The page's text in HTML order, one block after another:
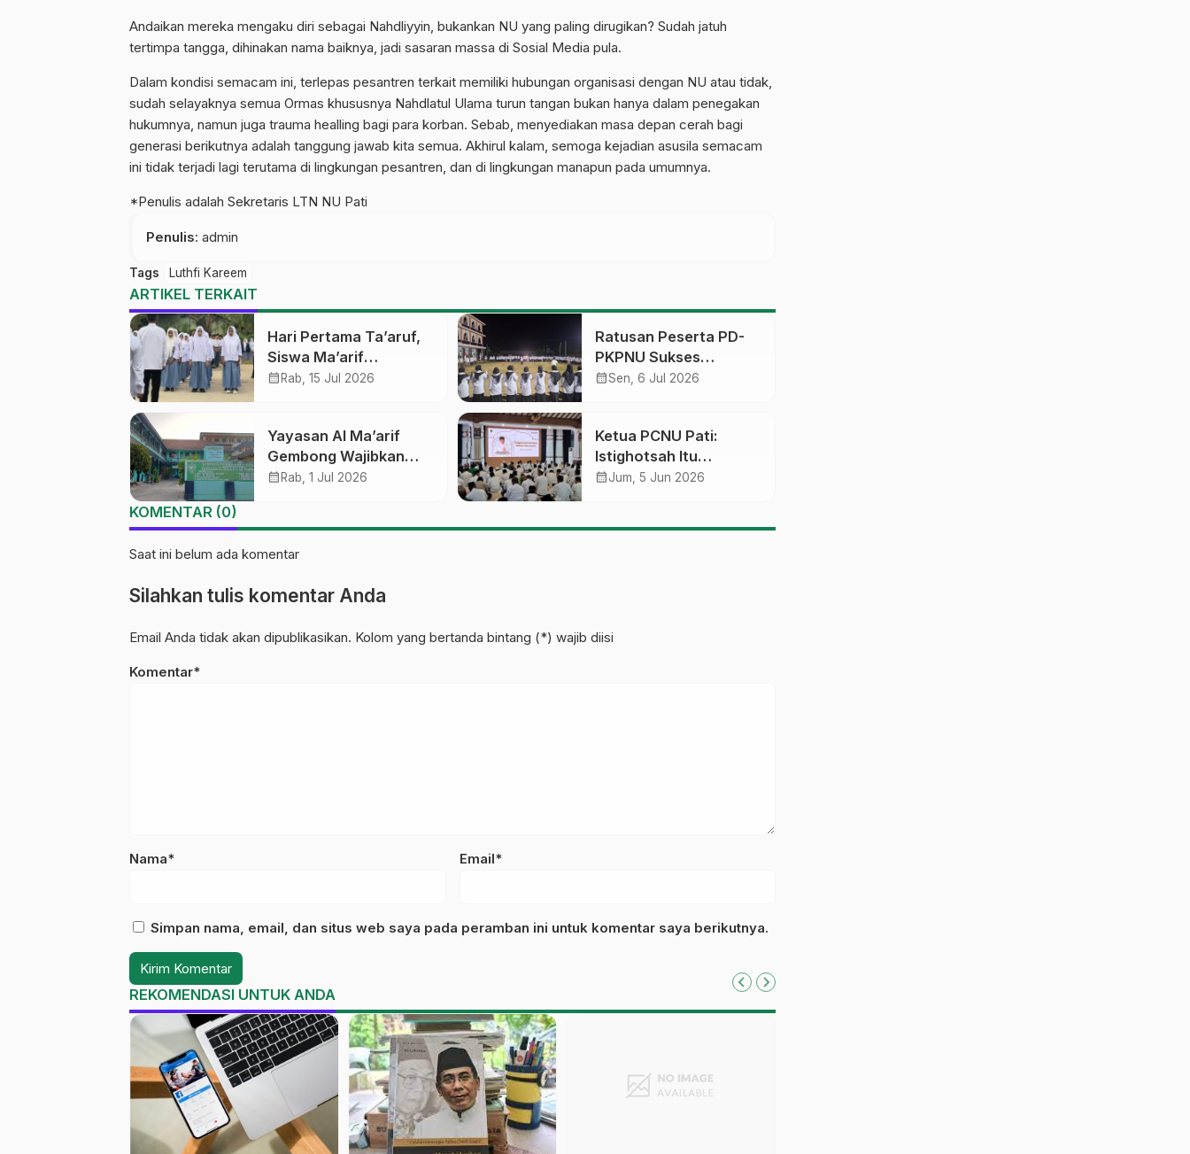
Andaikan mereka mengaku diri sebagai Nahdliyyin, bukankan NU yang paling dirugikan? Sudah jatuh
tertimpa tangga, dihinakan nama baiknya, jadi sasaran massa di Sosial Media pula.
Dalam kondisi semacam ini, terlepas pesantren terkait memiliki hubungan organisasi dengan NU atau tidak,
sudah selayaknya semua Ormas khususnya Nahdlatul Ulama turun tangan bukan hanya dalam penegakan
hukumnya, namun juga trauma healling bagi para korban. Sebab, menyediakan masa depan cerah bagi
generasi berikutnya adalah tanggung jawab kita semua. Akhirul kalam, semoga kejadian asusila semacam
ini tidak terjadi lagi terutama di lingkungan pesantren, dan di lingkungan manapun pada umumnya.
*Penulis adalah Sekretaris LTN NU Pati
Penulis: admin
Tags Luthfi Kareem
ARTIKEL TERKAIT
Hari Pertama Ta’aruf,
Siswa Ma’arif
Diingatkan untuk Jaga
calendar_month Rab, 15 Jul 2026
Ratusan Peserta PD-
PKPNU Sukses
Tuntaskan Kaderisasi
calendar_monthSen, 6 Jul 2026
Yayasan Al Ma’arif
Gembong Wajibkan
Semua Pendidik Lulus
calendar_month Rab, 1 Jul 2026
​Ketua PCNU Pati:
Istighotsah Itu
Semacam ‘Demo’
calendar_monthJum, 5 Jun 2026
KOMENTAR (0)
Saat ini belum ada komentar
Silahkan tulis komentar Anda
Email Anda tidak akan dipublikasikan. Kolom yang bertanda bintang (*) wajib diisi
Komentar*
Nama* Email*
Simpan nama, email, dan situs web saya pada peramban ini untuk komentar saya berikutnya.
REKOMENDASI UNTUK ANDA